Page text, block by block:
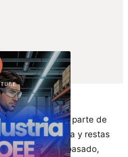
ritual. Coges el parte de
teórica y restas
El lunes pasado,